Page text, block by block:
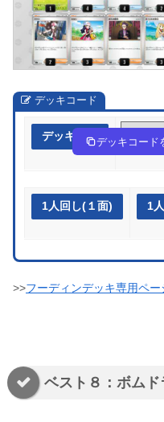
デッキコード
デッキ作成 デッキコード
1人回し(１面) 1
>>フーディンデッキ専用ペ
ベスト８：ボム